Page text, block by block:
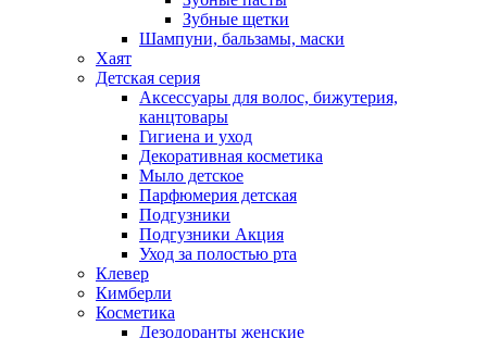
Зубные щетки
Шампуни, бальзамы, маски
Хаят
Детская серия
Аксессуары для волос, бижутерия,
канцтовары
Гигиена и уход
Декоративная косметика
Мыло детское
Парфюмерия детская
Подгузники
Подгузники Акция
Уход за полостью рта
Клевер
Кимберли
Косметика
Дезодоранты женские